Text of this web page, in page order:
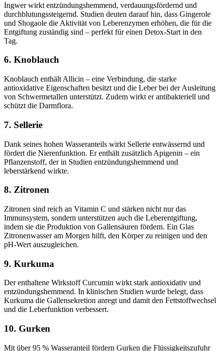
Ingwer wirkt entzündungshemmend, verdauungsfördernd und
durchblutungssteigernd. Studien deuten darauf hin, dass Gingerole
und Shogaole die Aktivität von Leberenzymen erhöhen, die für die
Entgiftung zuständig sind – perfekt für einen Detox-Start in den
Tag.
6. Knoblauch
Knoblauch enthält Allicin – eine Verbindung, die starke
antioxidative Eigenschaften besitzt und die Leber bei der Ausleitung
von Schwermetallen unterstützt. Zudem wirkt er antibakteriell und
schützt die Darmflora.
7. Sellerie
Dank seines hohen Wasseranteils wirkt Sellerie entwässernd und
fördert die Nierenfunktion. Er enthält zusätzlich Apigenin – ein
Pflanzenstoff, der in Studien entzündungshemmend und
leberstärkend wirkte.
8. Zitronen
Zitronen sind reich an Vitamin C und stärken nicht nur das
Immunsystem, sondern unterstützen auch die Leberentgiftung,
indem sie die Produktion von Gallensäuren fördern. Ein Glas
Zitronenwasser am Morgen hilft, den Körper zu reinigen und den
pH-Wert auszugleichen.
9. Kurkuma
Der enthaltene Wirkstoff Curcumin wirkt stark antioxidativ und
entzündungshemmend. In klinischen Studien wurde belegt, dass
Kurkuma die Gallensekretion anregt und damit den Fettstoffwechsel
und die Leberfunktion verbessert.
10. Gurken
Mit über 95 % Wasseranteil fördern Gurken die Flüssigkeitszufuhr